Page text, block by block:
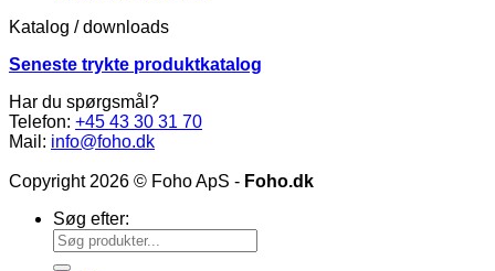
Katalog / downloads
Seneste trykte produktkatalog
Har du spørgsmål?
Telefon: +45 43 30 31 70
Mail: info@foho.dk
Copyright 2026 © Foho ApS - Foho.dk
Søg efter: